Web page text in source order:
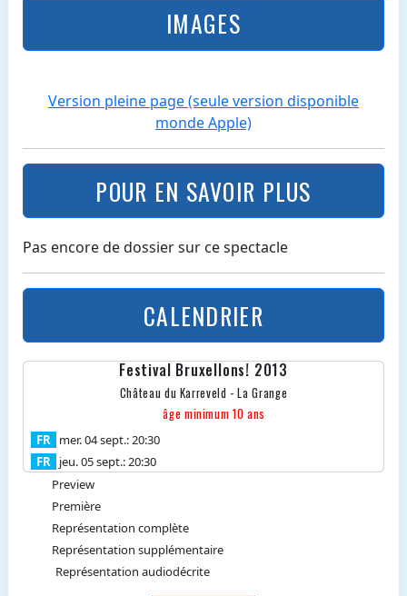
IMAGES
Version pleine page (seule version disponible
monde Apple)
POUR EN SAVOIR PLUS
Pas encore de dossier sur ce spectacle
CALENDRIER
Festival Bruxellons! 2013
Château du Karreveld - La Grange
âge minimum 10 ans
FR mer. 04 sept.: 20:30
FR jeu. 05 sept.: 20:30
Preview
Première
Représentation complète
Représentation supplémentaire
Représentation audiodécrite